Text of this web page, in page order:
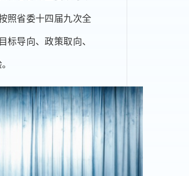
照省委十四届九次全
标导向、政策取向、